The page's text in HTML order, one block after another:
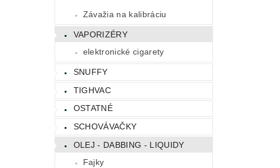
Závažia na kalibráciu
VAPORIZÉRY
elektronické cigarety
SNUFFY
TIGHVAC
OSTATNÉ
SCHOVÁVAČKY
OLEJ - DABBING - LIQUIDY
Fajky